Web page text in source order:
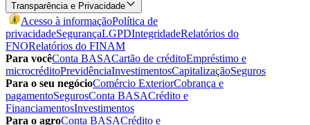
Transparência e Privacidade
Acesso à informaçãoPolítica de
privacidadeSegurançaLGPDIntegridadeRelatórios do
FNORelatórios do FINAM
Para vocêConta BASACartão de créditoEmpréstimo e
microcréditoPrevidênciaInvestimentosCapitalizaçãoSeguros
Para o seu negócioComércio ExteriorCobrança e
pagamentoSegurosConta BASACrédito e
FinanciamentosInvestimentos
Para o agroConta BASACrédito e